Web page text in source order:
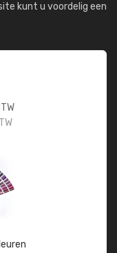
kunt u voordelig een